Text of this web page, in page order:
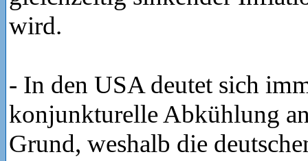
wird.
- In den USA deutet sich
konjunkturelle Abkühlung
Grund, weshalb die